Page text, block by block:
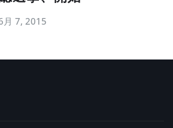
月 7, 2015